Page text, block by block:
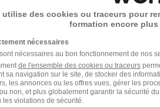
du-Fesc - 34 CDD 18,49 -
des premiers à postuler
utilise des cookies ou traceurs pour
formation encore plus
nécessaires
nécessaires au bon fonctionnement de nos
de l'ensemble des cookies ou traceurs
sa navigation sur le site, de stocker des
les annonces ou les offres vues, gérer les
non, et plus globalement garantir la sécurité
violations de sécurité.